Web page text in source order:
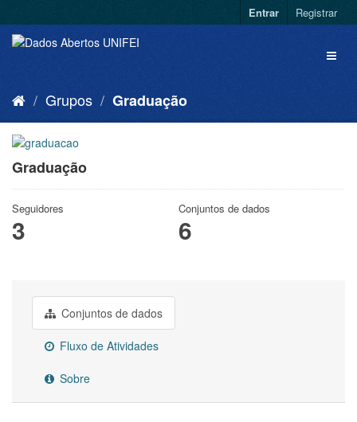
Entrar Registrar
Grupos Graduação
Graduação
Seguidores
3
Conjuntos de dados
6
Conjuntos de dados
Fluxo de Atividades
Sobre